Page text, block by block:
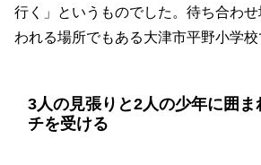
行く」というものでした。待ち合わ
われる場所でもある大津市平野小学校
3人の見張りと2人の少年に囲
チを受ける